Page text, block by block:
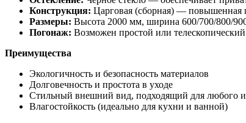
Конструкция: Царговая (сборная) — повышенная
Размеры: Высота 2000 мм, ширина 600/700/800/
Погонаж: Возможен простой или
Преимущества
Экологичность и безопасность материалов
Долговечность и простота в уходе
Стильный внешний вид, подходящий для любого
Влагостойкость (идеально для кухни и ванной)